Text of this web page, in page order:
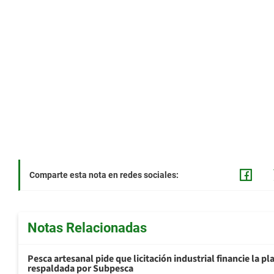
Comparte esta nota en redes sociales:
Notas Relacionadas
Pesca artesanal pide que licitación industrial financie la
respaldada por Subpesca